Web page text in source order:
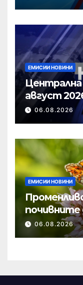
ЕМИСИИ НОВИНИ
Централна
август
06.08.2026
ЕМИСИИ НОВИНИ
почивните
06.08.2026